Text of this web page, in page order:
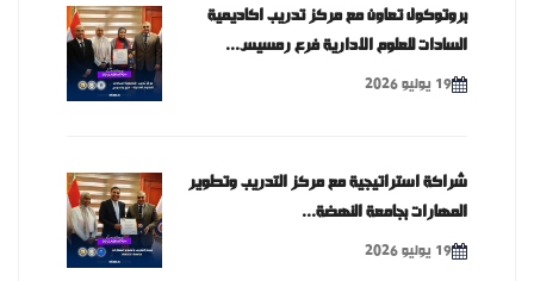
بروتوكول تعاون مع مركز تدريب اكاديمية
السادات للعلوم الادارية فرع رمسيس...
19 يوليو 2026
شراكة استراتيجية مع مركز التدريب وتطوير
المهارات بجامعة النهضة...
19 يوليو 2026